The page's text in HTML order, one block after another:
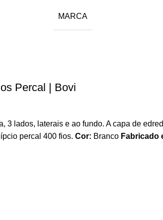
MARCA
Percal | Bovi
lados, laterais e ao fundo. A capa de
percal 400 fios. Cor: Branco Fabricado